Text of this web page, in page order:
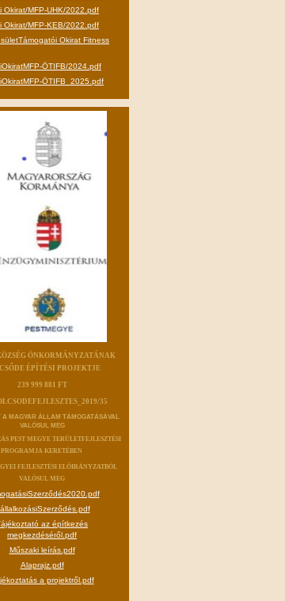
Okirat/MFP-UHK/2022.pdf
Okirat/MFP-KEB/2022.pdf
Okirat Fitness
ÖTIFB/2024.pdf
ÖTIFB_2025.pdf
ÖNKORMÁNYZATÁNAK
ÉPÍTÉSI PROJEKTJE
239 999 881 FT
35
A MAGYAR ÁLLAM TÁMOGATÁSÁVAL
VALÓSUL MEG
PEST MEGYE TERÜLETFEJLESZTÉSI
PROGRAMJA KERETÉBEN
FEJLESZTÉSI ELŐIRÁNYZATBÓL
VALÓSUL MEG
az építkezés
megkezdéséről.pdf
Műszaki leírás.pdf
Alaprajz.pdf
a projektről.pdf